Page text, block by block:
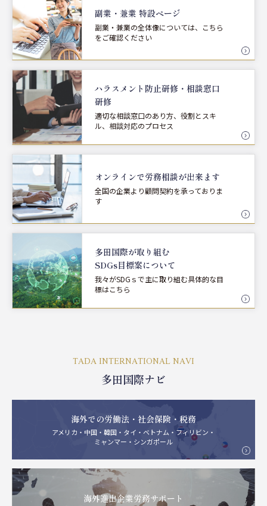
副業・兼業 特設ページ
副業・兼業の全体像については、こちら
をご確認ください
ハラスメント防止研修・ 相談窓口
研修
適切な相談窓口のあり方、役割とスキ
ル、相談対応のプロセス
オンラインで労務相談が出来ます
全国の企業より顧問契約を承っておりま
す
多田国際が取り組む
SDGs目標案について
我々がSDGｓで主に取り組む具体的な目
標はこちら
TADA INTERNATIONAL NAVI
多田国際ナビ
海外での労働法・社会保険・税務
アメリカ・中国・韓国・タイ・ベトナム・フィリビン・
ミャンマー・シンガポール
海外進出企業労務サポート